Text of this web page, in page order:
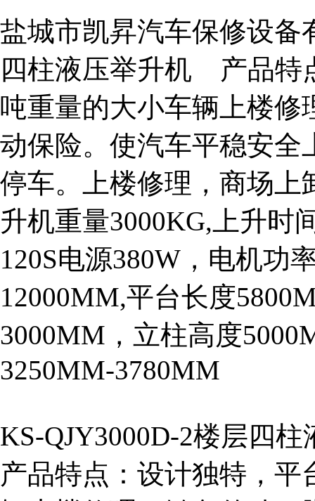
盐城市凯昇汽车保修设备
四柱液压举升机 产品特
吨重量的大小车辆上楼修
动保险。使汽车平稳安全
停车。上楼修理，商场上
升机重量3000KG,上升时
120S电源380W，电机功
12000MM,平台长度
3000MM，立柱高度
3250MM-3780MM
KS-QJY3000D-2楼层四
产品特点：设计独特，